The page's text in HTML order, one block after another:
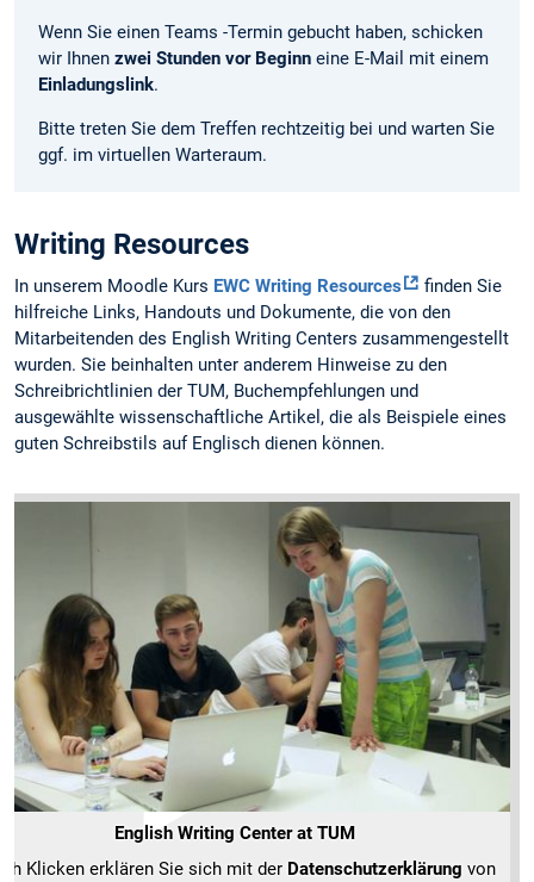
Wenn Sie einen Teams -Termin gebucht haben, schicken
wir Ihnen zwei Stunden vor Beginn eine E-Mail mit einem
Einladungslink.
Bitte treten Sie dem Treffen rechtzeitig bei und warten Sie
ggf. im virtuellen Warteraum.
Writing Resources
In unserem Moodle Kurs EWC Writing Resources
finden Sie
hilfreiche Links, Handouts und Dokumente, die von den
Mitarbeitenden des English Writing Centers zusammengestellt
wurden. Sie beinhalten unter anderem Hinweise zu den
Schreibrichtlinien der TUM, Buchempfehlungen und
ausgewählte wissenschaftliche Artikel, die als Beispiele eines
guten Schreibstils auf Englisch dienen können.
English Writing Center at TUM
Klicken erklären Sie sich mit der Datenschutzerklärung von